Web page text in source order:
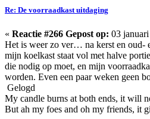
Re: De voorraadkast uitdaging
« Reactie #266 Gepost op: 03
Het is weer zo ver… na kerst en oud-
mijn koelkast staat vol met halve
die nodig op moet, en mijn
worden. Even een paar weken geen
Gelogd
My candle burns at both ends, it will
But ah my foes and oh my friends, it